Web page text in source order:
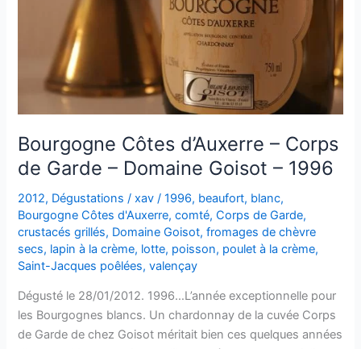
Bourgogne Côtes d’Auxerre – Corps
de Garde – Domaine Goisot – 1996
2012, Dégustations /xav /1996, beaufort, blanc,
Bourgogne Côtes d'Auxerre,comté,Corps de Garde,
crustacés grillés, Domaine Goisot,fromages de chèvre
secs, lapin à la crème, lotte, poisson, poulet à la crème,
Saint-Jacques poêlées,valençay
Dégusté le 28/01/2012. 1996…L’année exceptionnelle pour
les Bourgognes blancs. Un chardonnay de la cuvée Corps
de Garde de chez Goisot méritait bien ces quelques années